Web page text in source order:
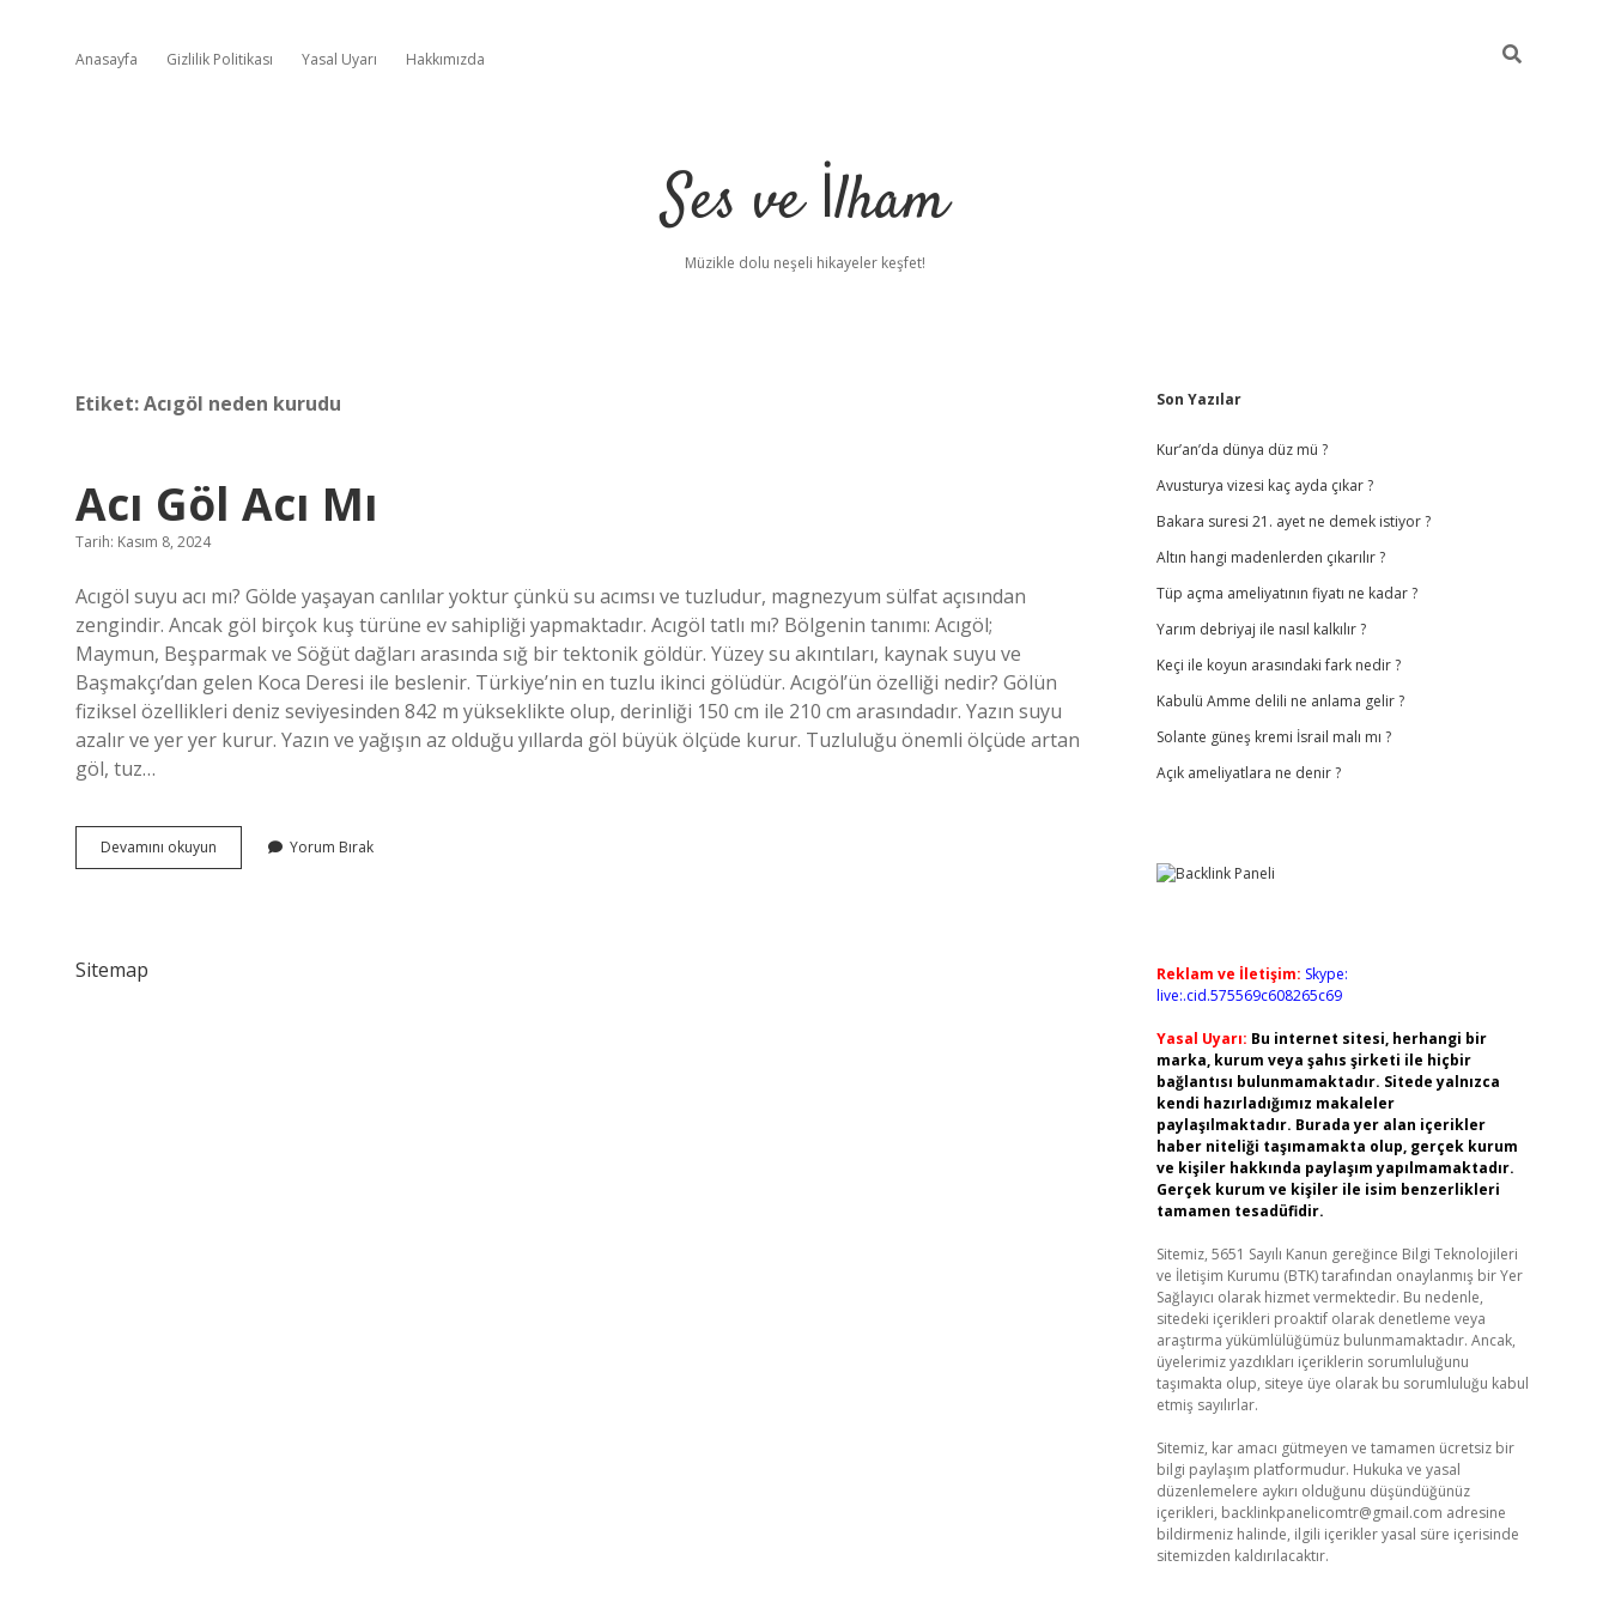
Anasayfa Gizlilik Politikası Yasal Uyarı Hakkımızda
Ses ve İlham
Müzikle dolu neşeli hikayeler keşfet!
Etiket:Acıgöl neden kurudu
Acı Göl Acı Mı
Tarih: Kasım 8, 2024
Acıgöl suyu acı mı? Gölde yaşayan canlılar yoktur çünkü su acımsı ve tuzludur, magnezyum sülfat açısından
zengindir. Ancak göl birçok kuş türüne ev sahipliği yapmaktadır. Acıgöl tatlı mı? Bölgenin tanımı: Acıgöl;
Maymun, Beşparmak ve Söğüt dağları arasında sığ bir tektonik göldür. Yüzey su akıntıları, kaynak suyu ve
Başmakçı’dan gelen Koca Deresi ile beslenir. Türkiye’nin en tuzlu ikinci gölüdür. Acıgöl’ün özelliği nedir? Gölün
fiziksel özellikleri deniz seviyesinden 842 m yükseklikte olup, derinliği 150 cm ile 210 cm arasındadır. Yazın suyu
azalır ve yer yer kurur. Yazın ve yağışın az olduğu yıllarda göl büyük ölçüde kurur. Tuzluluğu önemli ölçüde artan
göl, tuz…
Devamını okuyun
Göl
Yorum Bırak
Sitemap
Sidebar
Son Yazılar
Kur’an’da dünya düz mü ?
Avusturya vizesi kaç ayda çıkar ?
Bakara suresi 21. ayet ne demek istiyor ?
Altın hangi madenlerden çıkarılır ?
Tüp açma ameliyatının fiyatı ne kadar ?
Yarım debriyaj ile nasıl kalkılır ?
Keçi ile koyun arasındaki fark nedir ?
Kabulü Amme delili ne anlama gelir ?
Solante güneş kremi İsrail malı mı ?
Açık ameliyatlara ne denir ?
Reklam ve İletişim: Skype:
live:.cid.575569c608265c69
Yasal Uyarı: Bu internet sitesi, herhangi bir
marka, kurum veya şahıs şirketi ile hiçbir
bağlantısı bulunmamaktadır. Sitede yalnızca
kendi hazırladığımız makaleler
paylaşılmaktadır. Burada yer alan içerikler
haber niteliği taşımamakta olup, gerçek kurum
ve kişiler hakkında paylaşım yapılmamaktadır.
Gerçek kurum ve kişiler ile isim benzerlikleri
tamamen tesadüfidir.
Sitemiz, 5651 Sayılı Kanun gereğince Bilgi Teknolojileri
ve İletişim Kurumu (BTK) tarafından onaylanmış bir Yer
Sağlayıcı olarak hizmet vermektedir. Bu nedenle,
sitedeki içerikleri proaktif olarak denetleme veya
araştırma yükümlülüğümüz bulunmamaktadır. Ancak,
üyelerimiz yazdıkları içeriklerin sorumluluğunu
taşımakta olup, siteye üye olarak bu sorumluluğu kabul
etmiş sayılırlar.
Sitemiz, kar amacı gütmeyen ve tamamen ücretsiz bir
bilgi paylaşım platformudur. Hukuka ve yasal
düzenlemelere aykırı olduğunu düşündüğünüz
içerikleri, backlinkpanelicomtr@gmail.com adresine
bildirmeniz halinde, ilgili içerikler yasal süre içerisinde
sitemizden kaldırılacaktır.